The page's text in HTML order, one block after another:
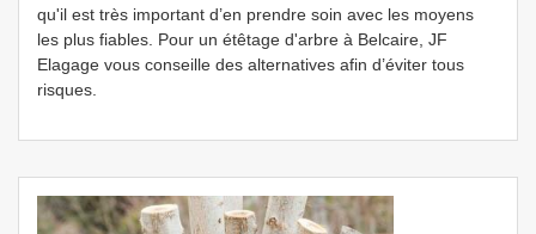
qu'il est très important d’en prendre soin avec les moyens
les plus fiables. Pour un étêtage d'arbre à Belcaire, JF
Elagage vous conseille des alternatives afin d’éviter tous
risques.